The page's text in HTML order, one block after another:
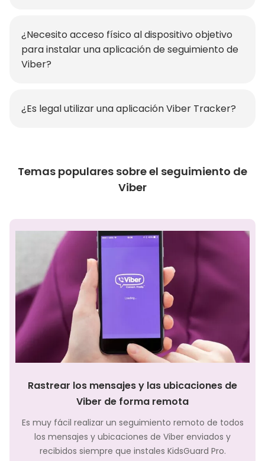
¿Necesito acceso físico al dispositivo objetivo
para instalar una aplicación de seguimiento de
Viber?
¿Es legal utilizar una aplicación Viber Tracker?
Temas populares sobre el seguimiento de
Viber
Rastrear los mensajes y las ubicaciones de
Viber de forma remota
Es muy fácil realizar un seguimiento remoto de todos
los mensajes y ubicaciones de Viber enviados y
recibidos siempre que instales KidsGuard Pro.